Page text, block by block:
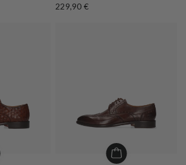
229,90 €